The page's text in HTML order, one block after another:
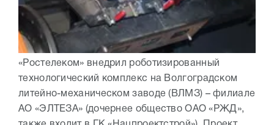
«Ростелеком» внедрил роботизированный
технологический комплекс на Волгоградском
литейно-механическом заводе (ВЛМЗ) – филиале
АО «ЭЛТЕЗА» (дочернее общество ОАО «РЖД»,